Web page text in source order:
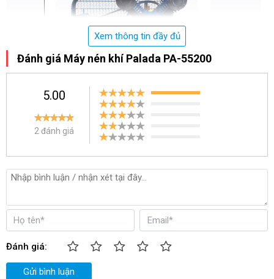
Máy nén hơi Palada PA-55200 có kích thước nhỏ gọn
Xem thông tin đầy đủ
Đánh giá Máy nén khí Palada PA-55200
5.00
2 đánh giá
Đánh giá:
Gửi bình luận